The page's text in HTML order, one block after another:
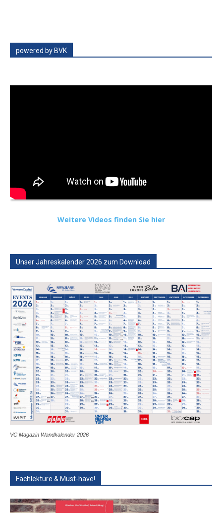
powered by BVK
Weitere Videos finden Sie hier
Unser Jahreskalender 2026 zum Download
VC Magazin Wandkalender 2026
Fachlektüre & Must-have!